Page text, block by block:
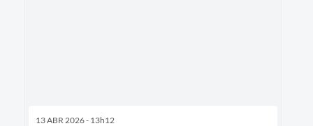
13 ABR 2026 - 13h12